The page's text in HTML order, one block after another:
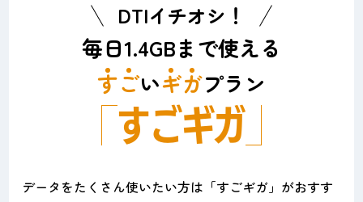
DTIイチオシ！
毎日1.4GBまで使える
すごいギガプラン
すごギガ
データをたくさん使いたい方は「すごギガ」がおすす